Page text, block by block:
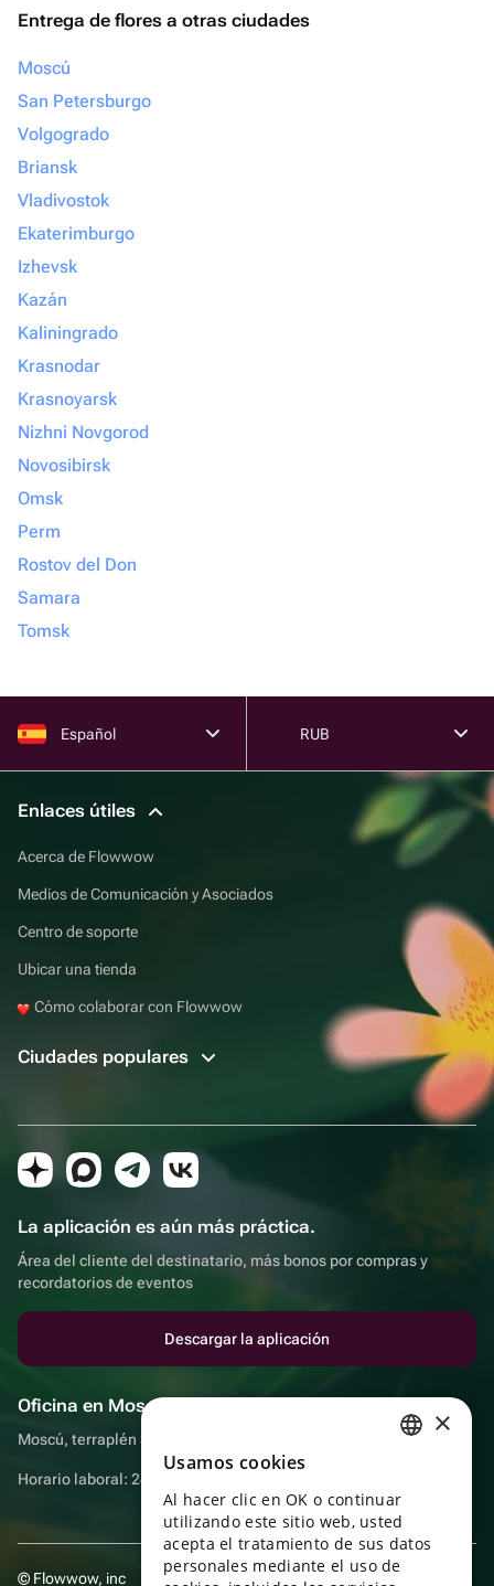
Entrega de flores a otras ciudades
Moscú
San Petersburgo
Volgogrado
Briansk
Vladivostok
Ekaterimburgo
Izhevsk
Kazán
Kaliningrado
Krasnodar
Krasnoyarsk
Nizhni Novgorod
Novosibirsk
Omsk
Perm
Rostov del Don
Samara
Tomsk
Español RUB
Enlaces útiles
Acerca de Flowwow
Medios de Comunicación y Asociados
Centro de soporte
Ubicar una tienda
Cómo colaborar con Flowwow
Ciudades populares
La aplicación es aún más práctica.
Área del cliente del destinatario, más bonos por compras y
recordatorios de eventos
Descargar la aplicación
Oficina en Moscú
Moscú, terraplén Sadovnicheskaya, 9, sala 2/3
Horario laboral: 24 horas
© Flowwow, inc
ENGLISH
UKRAINIAN
PORTUGUESE
×
Usamos cookies
Al hacer clic en OK o continuar
utilizando este sitio web, usted
acepta el tratamiento de sus datos
personales mediante el uso de